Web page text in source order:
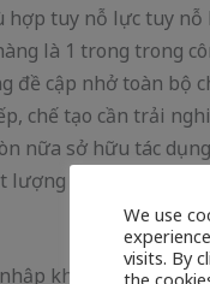
hợp tuy nỗ lực tuy
là 1 trong trong
đề cập nhở toàn bộ
chế tạo cần trải
nữa sở hữu tác
lượng cung ứng
khẩu tích hợp
We use
visits. By
the